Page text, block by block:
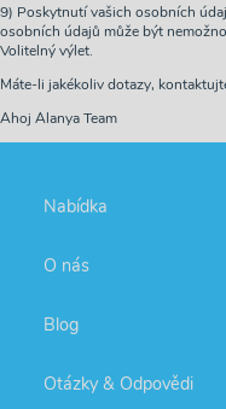
9) Poskytnutí vašich osobních
osobních údajů může být
Volitelný výlet.
Máte-li jakékoliv dotazy,
Ahoj Alanya Team
Nabídka
O nás
Blog
Otázky & Odpovědi